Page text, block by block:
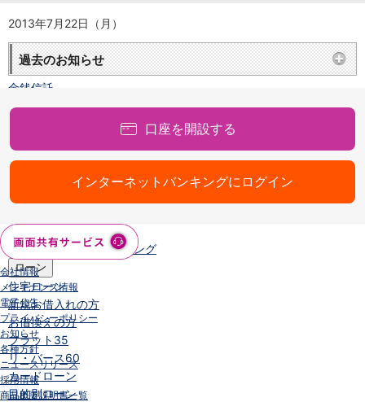
投資信託 TOP
証券口座開設
投信つみたて
NISA
金銭信託
金銭信託のしくみ
iDeCo（個人型確定拠出年金）
ロボアドバイザークラウドファンディング
funds
まいクラウドファンディング
ローン
住宅ローン
新規お借入れの方
お借換えの方
フラット35
リ・バース60
カードローン
目的別ローン
2013年7月22日（月）
過去のお知らせ
口座を開設する
インターネットバンキングにログイン
会社情報
メンテナンス情報
電子公告
プライバシーポリシー
お知らせ
各種方針
ニュースリリース
採用情報
商品概要説明書一覧